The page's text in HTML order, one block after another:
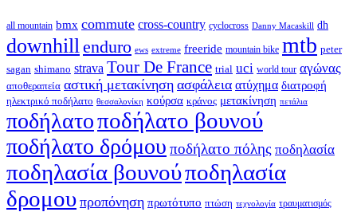
all mountain bmx commute cross-country cyclocross Danny Macaskill dh
downhillenduro ews extreme freeride mountain bike mtb peter
sagan shimano strava Tour De France trial uci world tour αγώνας
αποθεραπεία αστική μετακίνηση ασφάλεια ατύχημα διατροφή
ηλεκτρικό ποδήλατο θεσσαλονίκη κούρσα κράνος μετακίνηση πετάλια
ποδήλατοποδήλατο βουνού
ποδήλατο δρόμου ποδήλατο πόλης ποδηλασία
ποδηλασία βουνούποδηλασία
δρομου προπόνηση πρωτότυπο πτώση τεχνολογία τραυματισμός